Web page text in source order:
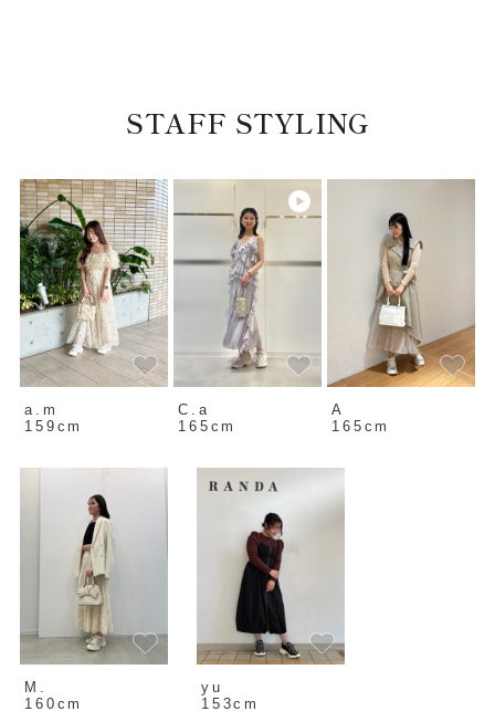
STAFF STYLING
a.m
159cm
C.a
165cm
A
165cm
M.
160cm
yu
153cm